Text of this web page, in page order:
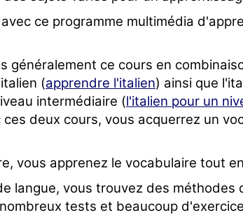
ce programme multimédia
généralement ce cours en
(apprendre l'italien) ainsi que
intermédiaire (l'italien pour un
ces deux cours, vous acquerrez un
vous apprenez le vocabulaire tout
langue, vous trouvez des méthodes
tests et beaucoup